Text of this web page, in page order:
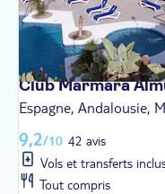
Club Marmara
Espagne, Andalousie,
9,2/10 42 avis
Vols et transferts
Tout compris